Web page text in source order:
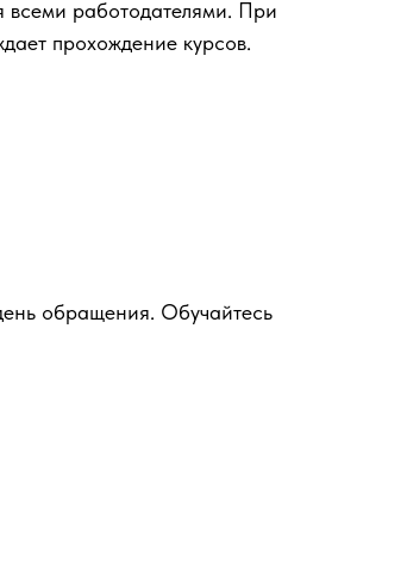
работодателями. При
прохождение курсов.
обращения. Обучайтесь